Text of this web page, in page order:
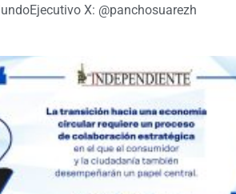
X: @panchosuarezh